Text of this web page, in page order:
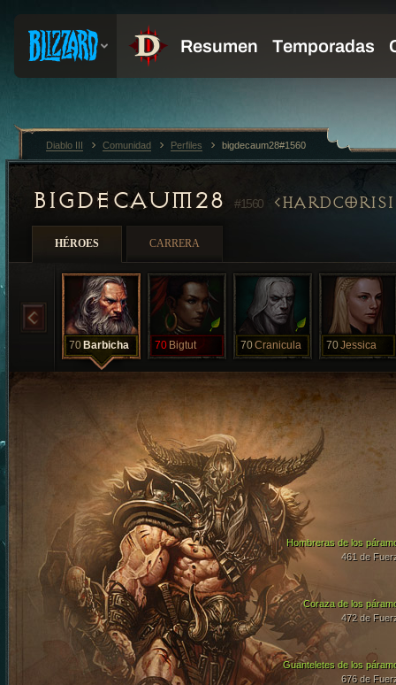
BIGDECAUM28 #1560
HÉROES CARRERA
70 Barbicha 70 Bigtut 70Cranicula 70Jessica
Coraza de los
472 de
Guanteletes de los
676 de
Hombreras de los
461 de
Diablo III Comunidad Perfiles bigdecaum28#1560